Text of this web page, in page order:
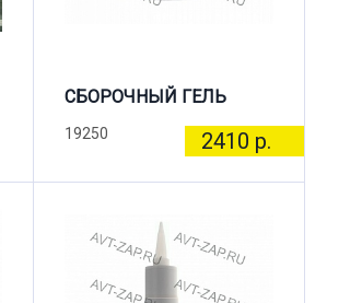
СБОРОЧНЫЙ ГЕЛЬ
19250 2410 р.